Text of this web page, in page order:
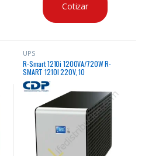
Cotizar
UPS
R-Smart 1210i 1200VA/720W R-
SMART 1210I 220V, 10
TOMACORRIENTES